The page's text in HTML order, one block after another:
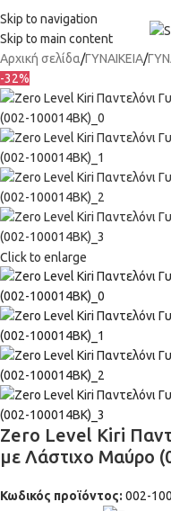
Skip to navigation
Skip to main content
Αρχική σελίδα ΓΥΝΑΙΚΕΙΑ
-32%
Click to enlarge
Zero Level Kiri
με Λάστιχο Μαύρο
Κωδικός προϊόντος: 002-